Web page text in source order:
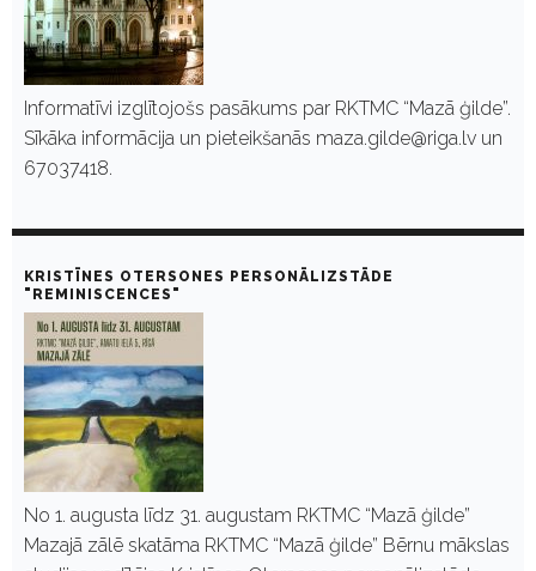
2
2
Informatīvi izglītojošs pasākums par RKTMC “Mazā ģilde”.
Sīkāka informācija un pieteikšanās maza.gilde@riga.lv un
67037418.
KRISTĪNES OTERSONES PERSONĀLIZSTĀDE
"REMINISCENCES"
No 1. augusta līdz 31. augustam RKTMC “Mazā ģilde”
Mazajā zālē skatāma RKTMC “Mazā ģilde” Bērnu mākslas